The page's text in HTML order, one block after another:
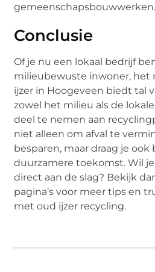
gemeenschapsbouwwerken.
Conclusie
Of je nu een lokaal bedrijf
milieubewuste inwoner, het
ijzer in Hoogeveen biedt tal
zowel het milieu als de
deel te nemen aan
niet alleen om afval te
besparen, maar draag je ook
duurzamere toekomst. Wil
direct aan de slag? Bekijk
pagina’s voor meer tips en
met oud ijzer recycling.